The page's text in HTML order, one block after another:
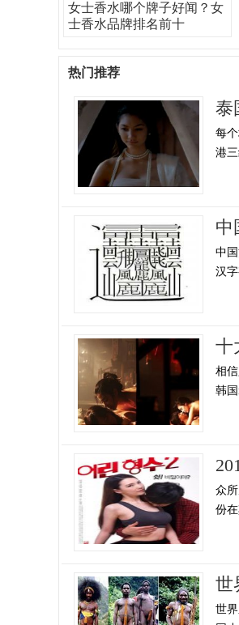
女士香水哪个牌子好闻？女
士香水品牌排名前十
热门推荐
泰
每
港
中
中
汉
十
相
韩
众
份
世
世